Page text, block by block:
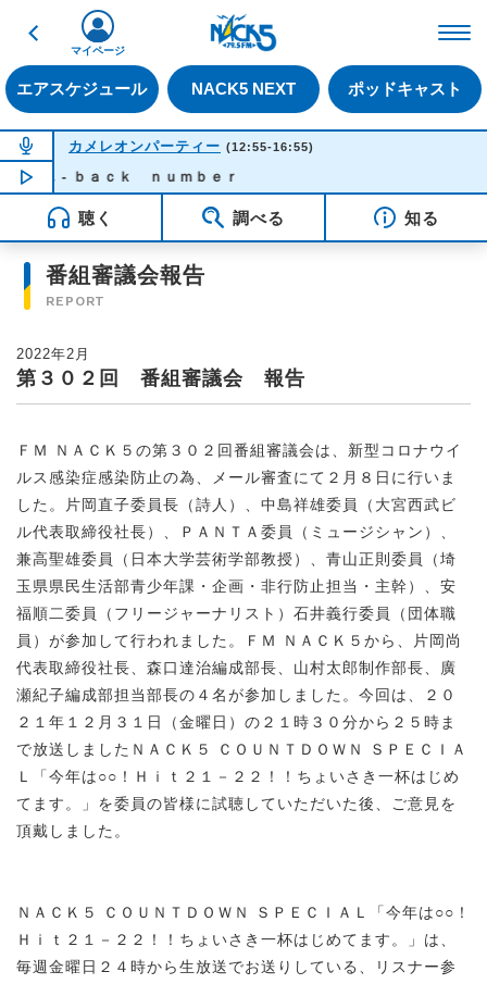
戻る
エアスケジュール NACK5 NEXT ポッドキャスト
マイページ
NOW ON AIR
カメレオンパーティー (12:55-16:55)
NOW PLAYING 16:00
- ｂａｃｋ ｎｕｍｂｅｒ
聴く 調べる 知る
番組審議会報告
REPORT
2022年2月
第３０２回 番組審議会 報告
ＦＭ ＮＡＣＫ５の第３０２回番組審議会は、新型コロナウイ
ルス感染症感染防止の為、メール審査にて２月８日に行いま
した。片岡直子委員長（詩人）、中島祥雄委員（大宮西武ビ
ル代表取締役社長）、ＰＡＮＴＡ委員（ミュージシャン）、
兼高聖雄委員（日本大学芸術学部教授）、青山正則委員（埼
玉県県民生活部青少年課・企画・非行防止担当・主幹）、安
福順二委員（フリージャーナリスト）石井義行委員（団体職
員）が参加して行われました。ＦＭ ＮＡＣＫ５から、片岡尚
代表取締役社長、森口達治編成部長、山村太郎制作部長、廣
瀬紀子編成部担当部長の４名が参加しました。今回は、２０
２１年１２月３１日（金曜日）の２１時３０分から２５時ま
で放送しましたＮＡＣＫ５ ＣＯＵＮＴＤＯＷＮ ＳＰＥＣＩＡ
Ｌ「今年は○○！Ｈｉｔ２１－２２！！ちょいさき一杯はじめ
てます。」を委員の皆様に試聴していただいた後、ご意見を
頂戴しました。
ＮＡＣＫ５ ＣＯＵＮＴＤＯＷＮ ＳＰＥＣＩＡＬ「今年は○○！
Ｈｉｔ２１－２２！！ちょいさき一杯はじめてます。」は、
毎週金曜日２４時から生放送でお送りしている、リスナー参